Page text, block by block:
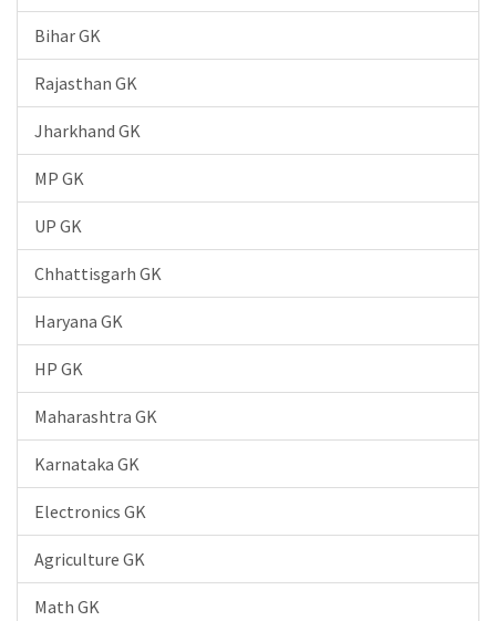
Bihar GK
Rajasthan GK
Jharkhand GK
MP GK
UP GK
Chhattisgarh GK
Haryana GK
HP GK
Maharashtra GK
Karnataka GK
Electronics GK
Agriculture GK
Math GK